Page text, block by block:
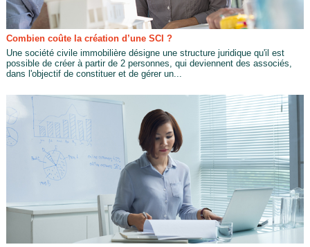
Combien coûte la création d’une SCI ?
Une société civile immobilière désigne une structure juridique qu'il est
possible de créer à partir de 2 personnes, qui deviennent des associés,
dans l'objectif de constituer et de gérer un...